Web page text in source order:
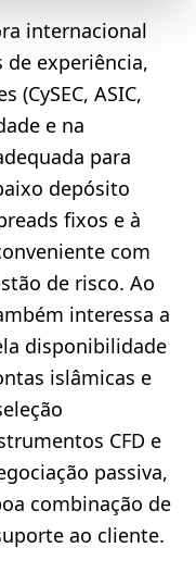
internacional
de experiência,
(CySEC, ASIC,
e na
para
depósito
fixos e à
com
de risco. Ao
interessa a
disponibilidade
islâmicas e
CFD e
passiva,
combinação de
ao cliente.